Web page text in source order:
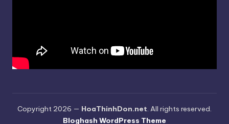
Copyright 2026 — HoaThinhDon.net. All rights reserved.
Bloghash WordPress Theme